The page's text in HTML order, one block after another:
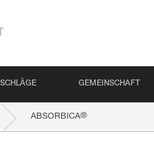
GEMEINSCHAFT
ABSORBICA®